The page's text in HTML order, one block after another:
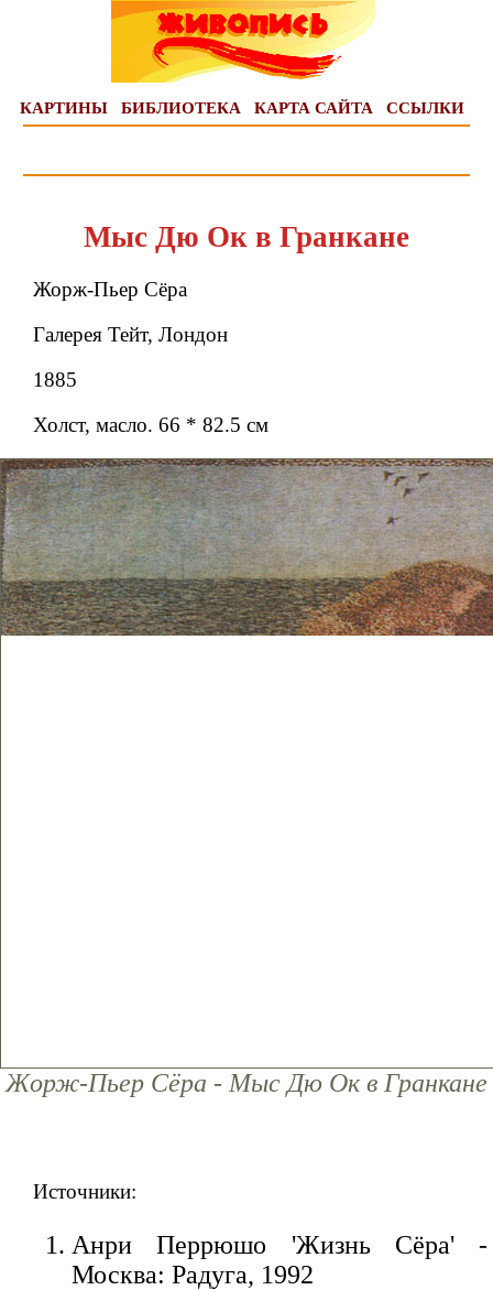
КАРТИНЫ БИБЛИОТЕКА КАРТА САЙТА ССЫЛКИ
Мыс Дю Ок в Гранкане
Жорж-Пьер Сёра
Галерея Тейт, Лондон
1885
Холст, масло. 66 * 82.5 см
Жорж-Пьер Сёра - Мыс Дю Ок в Гранкане
Источники:
Анри Перрюшо 'Жизнь Сёра' -
Москва: Радуга, 1992